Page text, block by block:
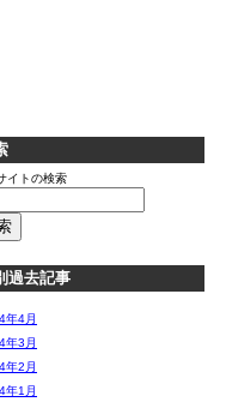
イトの検索
過去記事
年4月
年3月
年2月
年1月